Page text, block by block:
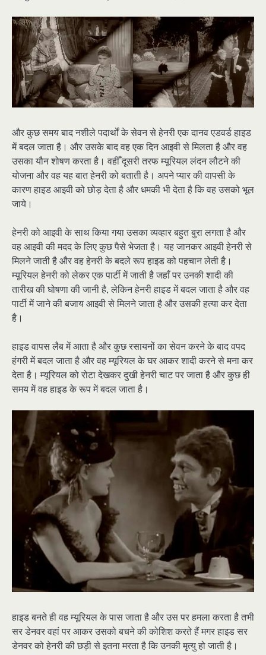
और कुछ समय बाद नशीले पदार्थों के सेवन से हेनरी एक दानव एडवर्ड हाइड
में बदल जाता है। और उसके बाद वह एक दिन आइवी से मिलता है और वह
उसका यौन शोषण करता है। वहीँ दूसरी तरफ म्यूरियल लंदन लौटने की
योजना और वह यह बात हेनरी को बताती है। अपने प्यार की वापसी के
कारण हाइड आइवी को छोड़ देता है और धमकी भी देता है कि वह उसको भूल
जाये।
हेनरी को आइवी के साथ किया गया उसका व्यव्हार बहुत बुरा लगता है और
वह आइवी की मदद के लिए कुछ पैसे भेजता है। यह जानकर आइवी हेनरी से
मिलने जाती है और वह हेनरी के बदले रूप हाइड को पहचान लेती है।
म्यूरियल हेनरी को लेकर एक पार्टी में जाती है जहाँ पर उनकी शादी की
तारीख की घोषणा की जानी है, लेकिन हेनरी हाइड में बदल जाता है और वह
पार्टी में जाने की बजाय आइवी से मिलने जाता है और उसकी हत्या कर देता
है।
हाइड वापस लैब में आता है और कुछ रसायनों का सेवन करने के बाद वपद
हंगरी में बदल जाता है और वह म्यूरियल के घर आकर शादी करने से मना कर
देता है। म्यूरियल को रोटा देखकर दुखी हेनरी चाट पर जाता है और कुछ ही
समय में वह हाइड के रूप में बदल जाता है।
हाइड बनते ही वह म्यूरियल के पास जाता है और उस पर हमला करता है तभी
सर डेनवर वहां पर आकर उसको बचने की कोशिश करते हैं मगर हाइड सर
डेनवर को हेनरी की छड़ी से इतना मरता है कि उनकी मृत्यु हो जाती है।